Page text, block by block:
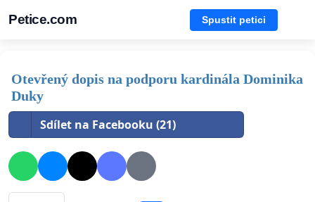
Petice.com Spustit petici
Otevřený dopis na podporu kardinála Dominika
Duky
Sdílet na Facebooku (21)